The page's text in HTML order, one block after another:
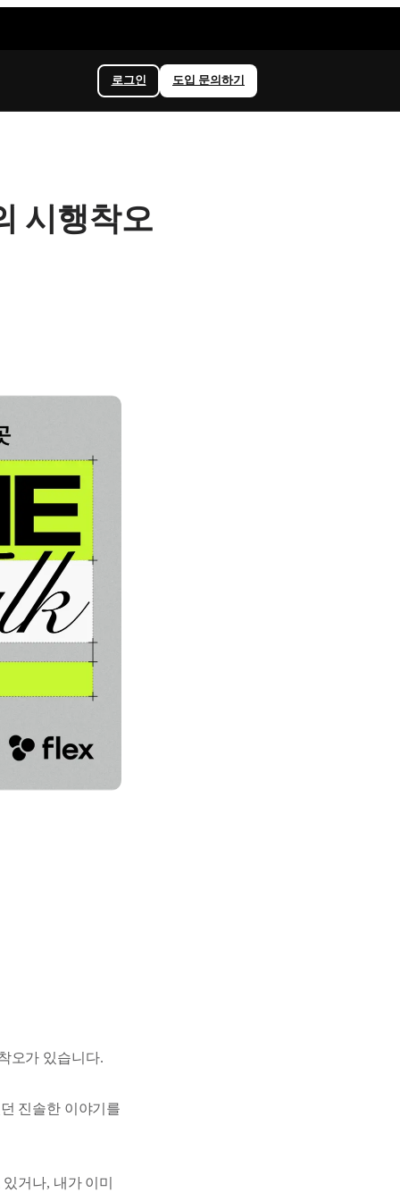
로그인 도입 문의하기
시행착오
오가 있습니다.
진솔한 이야기를
거나, 내가 이미